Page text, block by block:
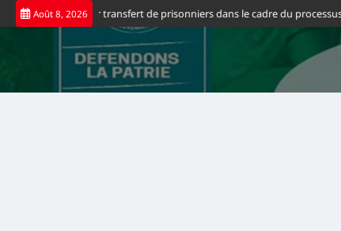
Skip
to
Août 8, 2026
premier transfert de prisonniers dans le cadre du processus de Doha